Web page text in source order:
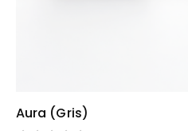
Aura (gris)